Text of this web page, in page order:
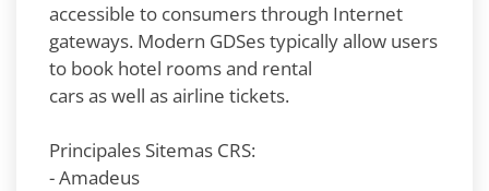
accessible to consumers through Internet
gateways. Modern GDSes typically allow users
to book hotel rooms and rental
cars as well as airline tickets.
Principales Sitemas CRS:
- Amadeus